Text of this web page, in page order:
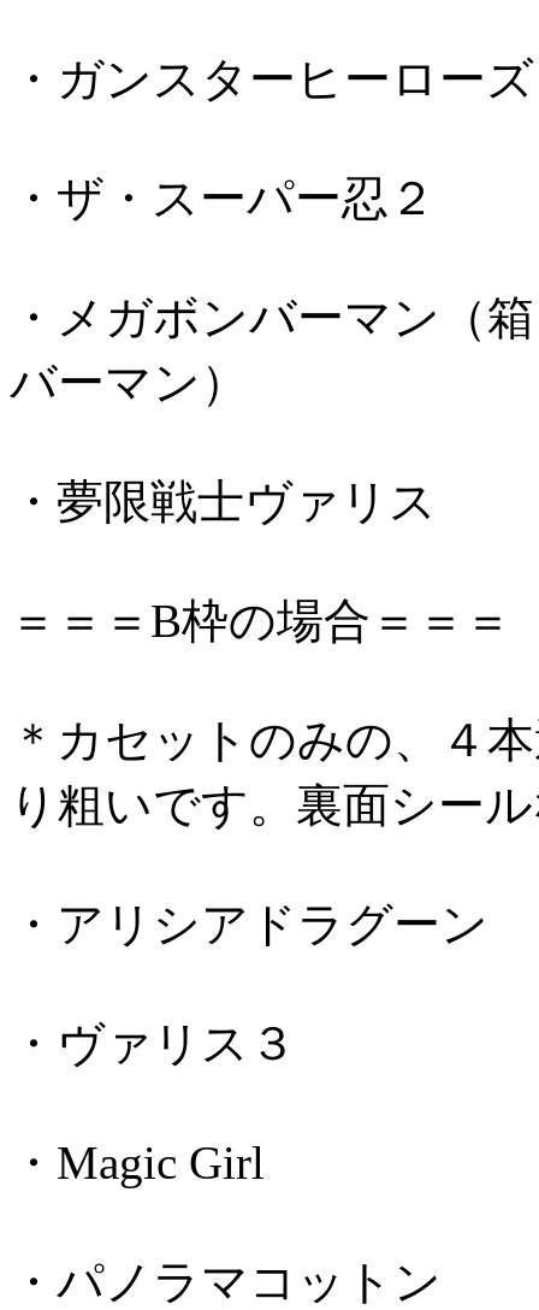
・ガンスターヒーローズ
・ザ・スーパー忍２
・メガボンバーマン（
バーマン）
・夢限戦士ヴァリス
＝＝＝B枠の場合＝＝＝
＊カセットのみの、４
り粗いです。裏面シー
・アリシアドラグーン
・ヴァリス３
・Magic Girl
・パノラマコットン